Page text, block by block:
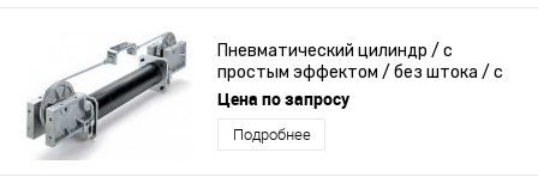
Пневматический цилиндр / с
простым эффектом / без штока / с
кабелями
Цена по запросу
Подробнее